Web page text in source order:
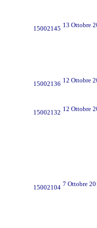
15002145 13 Ottobre
15002136 12 Ottobre
15002132 12 Ottobre
15002104 7 Ottobre